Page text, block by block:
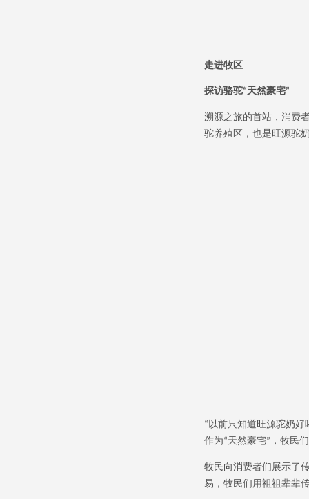
走进牧区
探访骆驼“天然豪宅”
溯源之旅的首站，消费
驼养殖区，也是旺源驼
“ 以前只知道旺源驼奶
作为“天然豪宅” ，牧民
牧民向消费者们展示了
易，牧民们用祖祖辈辈